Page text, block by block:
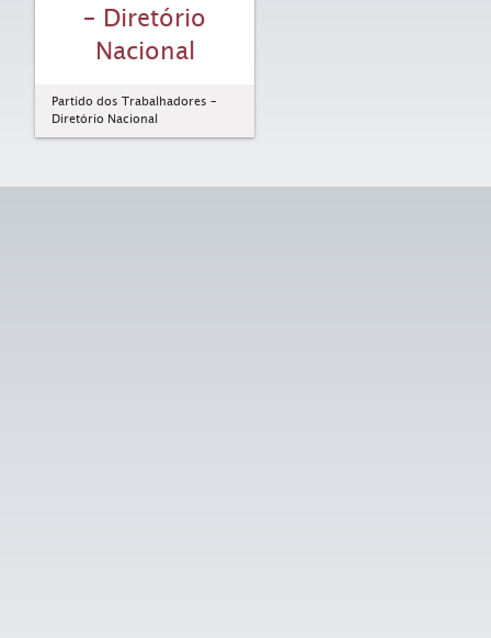
– Diretório
Nacional
Partido dos Trabalhadores –
Diretório Nacional